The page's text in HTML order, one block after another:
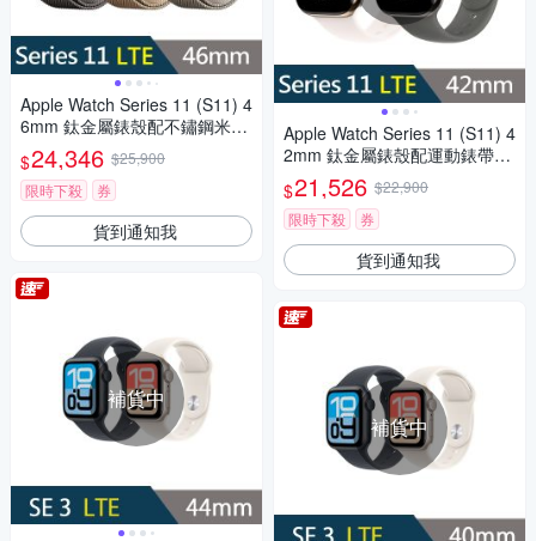
Apple Watch Series 11 (S11) 4
6mm 鈦金屬錶殼配不鏽鋼米蘭
式錶環GPS+Cellular智慧手錶
$24,346 $25,900
限時下殺
券
貨到通知我
補貨中
Apple Watch Series 11 (S11) 4
2mm 鈦金屬錶殼配運動錶帶G
PS+Cellular智慧手錶
$21,526 $22,900
限時下殺
券
貨到通知我
補貨中